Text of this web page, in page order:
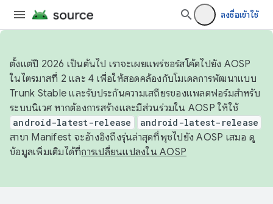
ลงชื่อเข้าใช้
ตั้งแต่ปี 2026 เป็นต้นไป เราจะเผยแพร่ซอร์สโค้ดไปยัง AOSP
ในไตรมาสที่ 2 และ 4 เพื่อให้สอดคล้องกับโมเดลการพัฒนาแบบ
Trunk Stable และรับประกันความเสถียรของแพลตฟอร์มสำหรับ
ระบบนิเวศ หากต้องการสร้างและมีส่วนร่วมใน AOSP ให้ใช้
android-latest-release android-latest-release
สาขา Manifest จะอ้างอิงถึงรุ่นล่าสุดที่พุชไปยัง AOSP เสมอ ดู
ข้อมูลเพิ่มเติมได้ที่การเปลี่ยนแปลงใน AOSP